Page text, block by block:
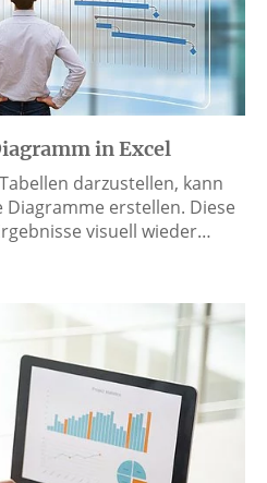
in Excel
darzustellen, kann
erstellen. Diese
visuell wieder…